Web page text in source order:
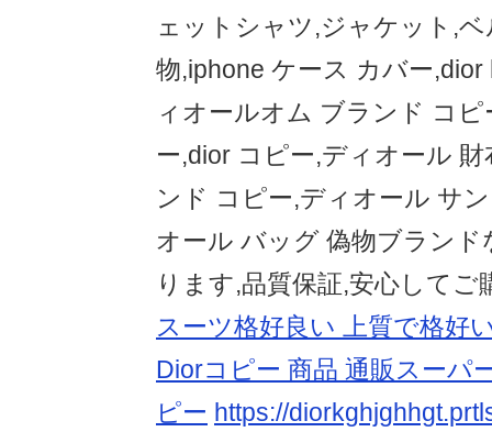
ェットシャツ,ジャケット,
物,iphone ケース カバー
ィオールオム ブランド コ
ー,dior コピー,ディオール
ンド コピー,ディオール サ
オール バッグ 偽物ブラン
ります,品質保証,安心してご
スーツ格好良い 上質で格好
Diorコピー 商品 通販スーパ
ピー https://